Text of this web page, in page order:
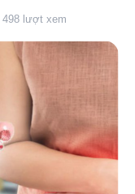
498 lượt xem